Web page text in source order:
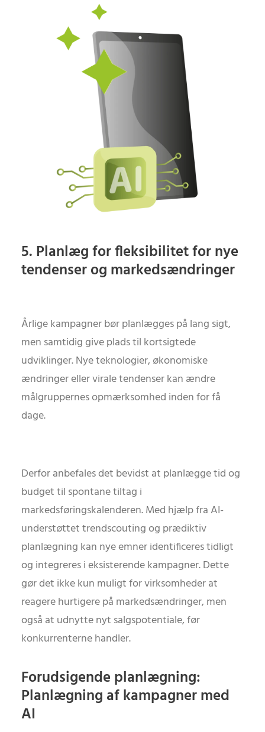
5. Planlæg for fleksibilitet for nye
tendenser og markedsændringer
Årlige kampagner bør planlægges på lang sigt,
men samtidig give plads til kortsigtede
udviklinger. Nye teknologier, økonomiske
ændringer eller virale tendenser kan ændre
målgruppernes opmærksomhed inden for få
dage.
Derfor anbefales det bevidst at planlægge tid og
budget til spontane tiltag i
markedsføringskalenderen. Med hjælp fra AI-
understøttet trendscouting og prædiktiv
planlægning kan nye emner identificeres tidligt
og integreres i eksisterende kampagner. Dette
gør det ikke kun muligt for virksomheder at
reagere hurtigere på markedsændringer, men
også at udnytte nyt salgspotentiale, før
konkurrenterne handler.
Forudsigende planlægning:
Planlægning af kampagner med
AI